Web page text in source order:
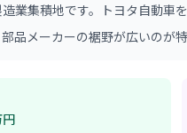
業集積地です。トヨタ自動車
品メーカーの裾野が広いのが
円